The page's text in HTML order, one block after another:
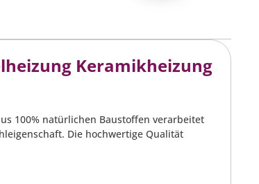
Keramikheizung
100% natürlichen Baustoffen verarbeitet
Die hochwertige Qualität